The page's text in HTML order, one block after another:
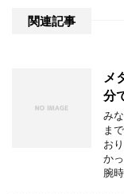
関連記事
メ
分
み
ま
お
か
腕